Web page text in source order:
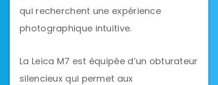
qui recherchent une expérience
photographique intuitive.
La Leica M7 est équipée d’un obturateur
silencieux qui permet aux